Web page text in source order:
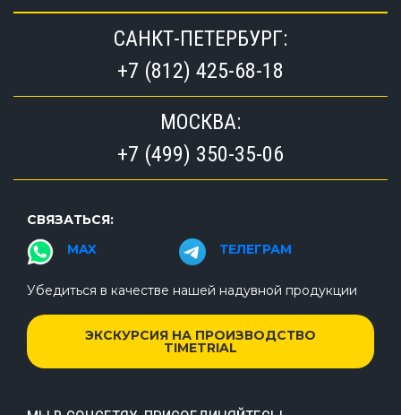
САНКТ-ПЕТЕРБУРГ:
+7 (812) 425-68-18
МОСКВА:
+7 (499) 350-35-06
СВЯЗАТЬСЯ:
MAX
ТЕЛЕГРАМ
Убедиться в качестве нашей надувной продукции
ЭКСКУРСИЯ НА ПРОИЗВОДСТВО
TIMETRIAL